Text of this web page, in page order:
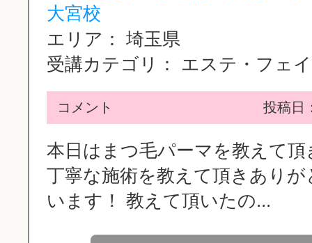
大宮校
エリア： 埼玉県
受講カテゴリ：
エステ・フェ
コメント 投稿日
本日はまつ毛パーマを教えて
丁寧な施術を教えて頂きあり
います！ 教えて頂いたの...